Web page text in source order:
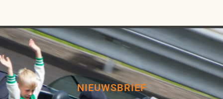
NIEUWSBRIEF